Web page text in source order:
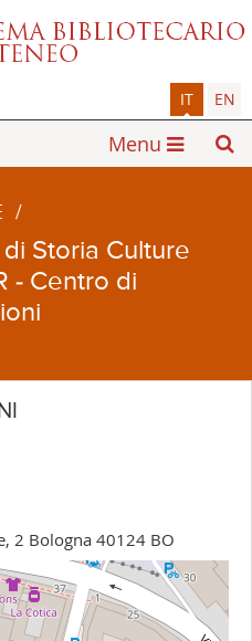
IT EN
Menu
/
Storia Culture
- Centro di
2 Bologna 40124 BO